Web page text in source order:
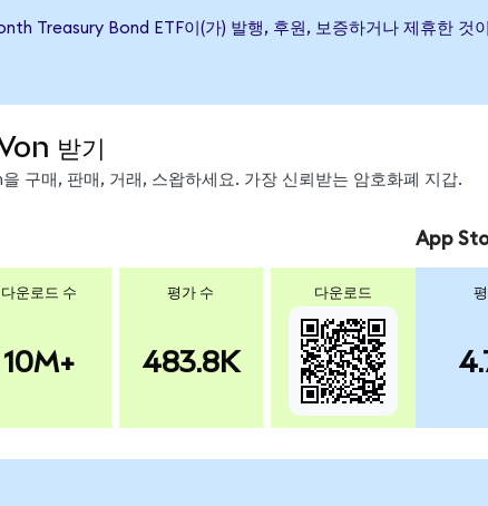
Treasury Bond ETF이(가) 발행, 후원, 보증하거나 제휴한
받기
구매, 판매, 거래, 스왑하세요. 가장 신뢰받는 암호화폐 지갑.
다운로드 수
10M+
평가 수
483.8K
다운로드
App